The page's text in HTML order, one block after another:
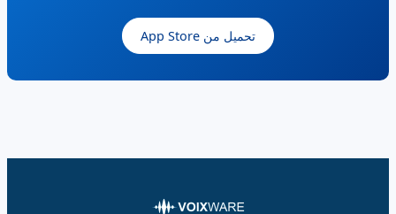
تحميل من App Store